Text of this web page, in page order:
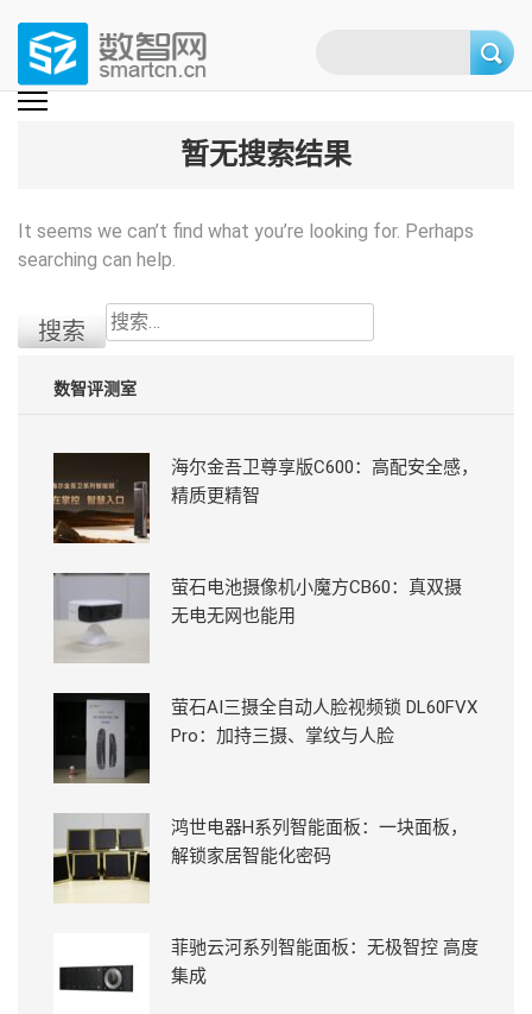
content
(Press
数智网
智能家居第一资讯门户 | 智能家居系统，智能家居产品，智能家居解决方
暂无搜索结果
It seems we can’t find what you’re looking for. Perhaps
searching can help.
搜
索：
数智评测室
海尔金吾卫尊享版C600：高配安全感，
精质更精智
萤石电池摄像机小魔方CB60：真双摄
无电无网也能用
萤石AI三摄全自动人脸视频锁 DL60FVX
Pro：加持三摄、掌纹与人脸
鸿世电器H系列智能面板：一块面板，
解锁家居智能化密码
菲驰云河系列智能面板：无极智控 高度
集成